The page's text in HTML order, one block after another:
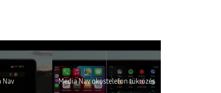
Nav Media Nav okostelefon tükrözés